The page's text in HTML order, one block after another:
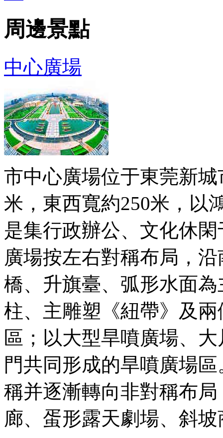
周邊景點
中心廣場
市中心廣場位于東莞新
米，東西寬約250米，以
是集行政辦公、文化休
廣場按左右對稱布局，
橋、升旗臺、弧形水面
柱、主雕塑《紐帶》及
區；以大型旱噴廣場、
門共同形成的旱噴廣場
稱并逐漸轉向非對稱布
廊、蛋形露天劇場、斜